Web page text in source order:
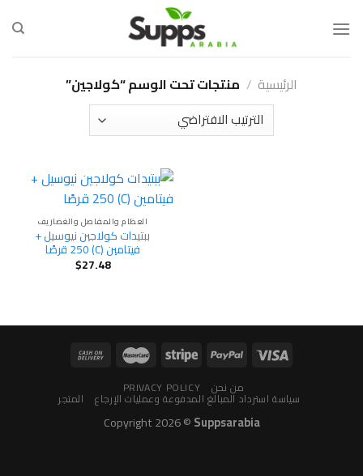
الرئيسية / منتجات تحت الوسم “كولاجين”
العظام والمفاصل والغضاريف
ببتيدات كولاجين نيوسيل +
فيتامين (C) 250 قرصًا
$27.48
من نحن PRIVACY POLICY
سياسة استرداد المبالغ المدفوعة وعمليات الإرجاع المتجر
Copyright 2026 ©Suppsarabia